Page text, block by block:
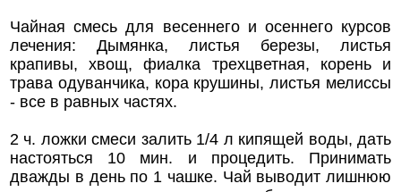
Чайная смесь для весеннего и осеннего курсов
лечения: Дымянка, листья березы, листья
крапивы, хвощ, фиалка трехцветная, корень и
трава одуванчика, кора крушины, листья мелиссы
- все в равных частях.
2 ч. ложки смеси залить 1/4 л кипящей воды, дать
настояться 10 мин. и процедить. Принимать
дважды в день по 1 чашке. Чай выводит лишнюю